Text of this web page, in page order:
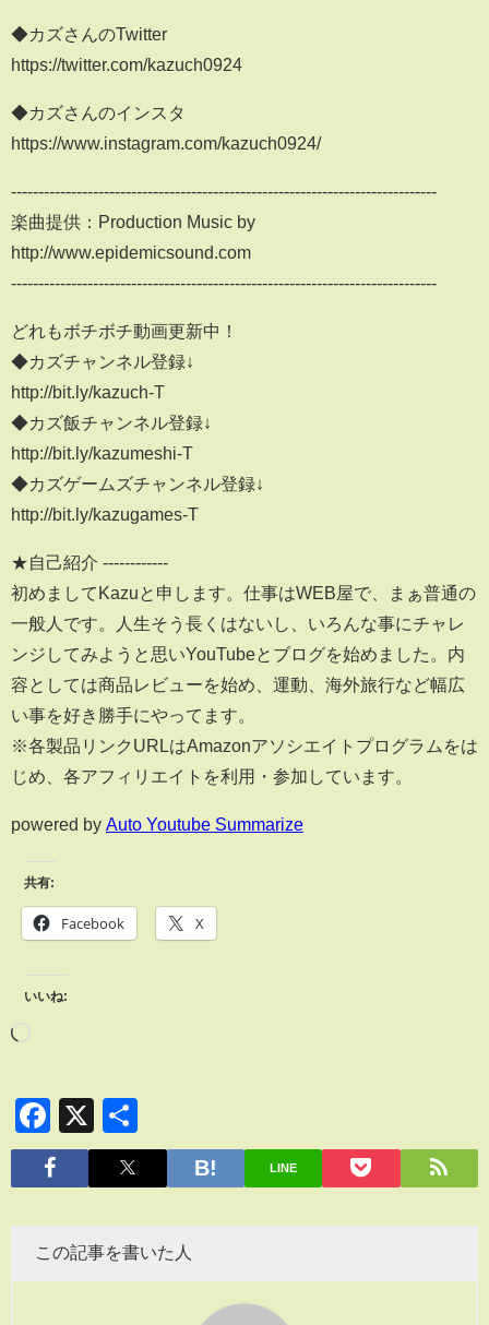
◆カズさんのTwitter
https://twitter.com/kazuch0924
◆カズさんのインスタ
https://www.instagram.com/kazuch0924/
------------------------------------------------------------------------------
楽曲提供：Production Music by
http://www.epidemicsound.com
------------------------------------------------------------------------------
どれもボチボチ動画更新中！
◆カズチャンネル登録↓
http://bit.ly/kazuch-T
◆カズ飯チャンネル登録↓
http://bit.ly/kazumeshi-T
◆カズゲームズチャンネル登録↓
http://bit.ly/kazugames-T
★自己紹介 ------------
初めましてKazuと申します。仕事はWEB屋で、まぁ普通の
一般人です。人生そう長くはないし、いろんな事にチャレ
ンジしてみようと思いYouTubeとブログを始めました。内
容としては商品レビューを始め、運動、海外旅行など幅広
い事を好き勝手にやってます。
※各製品リンクURLはAmazonアソシエイトプログラムをは
じめ、各アフィリエイトを­利用・参加しています。
powered by Auto Youtube Summarize
共有:
Facebook X
いいね:
Facebook
X
有
LINE
この記事を書いた人